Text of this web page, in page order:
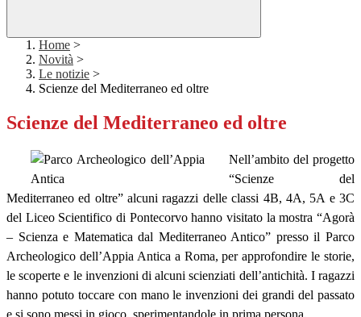
Home >
Novità >
Le notizie >
Scienze del Mediterraneo ed oltre
Scienze del Mediterraneo ed oltre
Nell’ambito del progetto
“Scienze del
Mediterraneo ed oltre” alcuni ragazzi delle classi 4B, 4A, 5A e 3C
del Liceo Scientifico di Pontecorvo hanno visitato la mostra “Agorà
– Scienza e Matematica dal Mediterraneo Antico” presso il Parco
Archeologico dell’Appia Antica a Roma, per approfondire le storie,
le scoperte e le invenzioni di alcuni scienziati dell’antichità. I ragazzi
hanno potuto toccare con mano le invenzioni dei grandi del passato